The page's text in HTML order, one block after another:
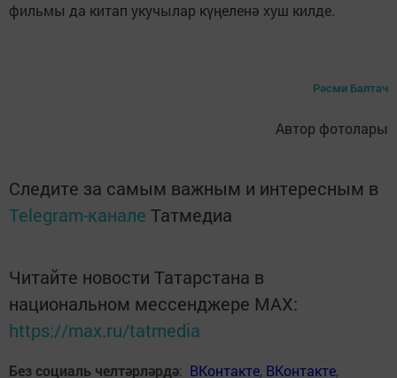
фильмы да китап укучылар күңеленә хуш килде.
Рәсми Балтач
Автор фотолары
Следите за самым важным и интересным в
Telegram-канале Татмедиа
Читайте новости Татарстана в
национальном мессенджере MАХ:
https://max.ru/tatmedia
Без социаль челтәрләрдә: ВКонтакте, ВКонтакте,